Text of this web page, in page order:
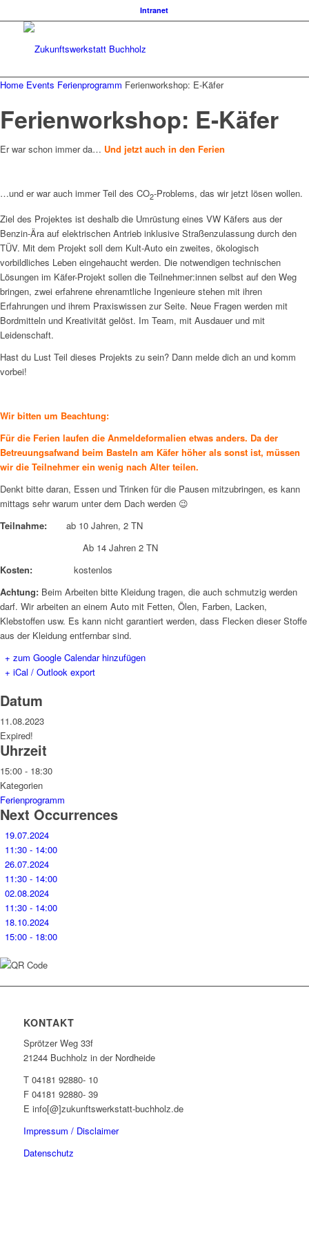
Intranet
Home Events Ferienprogramm Ferienworkshop: E-Käfer
Ferienworkshop: E-Käfer
Er war schon immer da… Und jetzt auch in den Ferien
…und er war auch immer Teil des CO2-Problems, das wir jetzt lösen wollen.
Ziel des Projektes ist deshalb die Umrüstung eines VW Käfers aus der
Benzin-Ära auf elektrischen Antrieb inklusive Straßenzulassung durch den
TÜV. Mit dem Projekt soll dem Kult-Auto ein zweites, ökologisch
vorbildliches Leben eingehaucht werden. Die notwendigen technischen
Lösungen im Käfer-Projekt sollen die Teilnehmer:innen selbst auf den Weg
bringen, zwei erfahrene ehrenamtliche Ingenieure stehen mit ihren
Erfahrungen und ihrem Praxiswissen zur Seite. Neue Fragen werden mit
Bordmitteln und Kreativität gelöst. Im Team, mit Ausdauer und mit
Leidenschaft.
Hast du Lust Teil dieses Projekts zu sein? Dann melde dich an und komm
vorbei!
Wir bitten um Beachtung:
Für die Ferien laufen die Anmeldeformalien etwas anders. Da der
Betreuungsafwand beim Basteln am Käfer höher als sonst ist, müssen
wir die Teilnehmer ein wenig nach Alter teilen.
Denkt bitte daran, Essen und Trinken für die Pausen mitzubringen, es kann
mittags sehr warum unter dem Dach werden 😉
Teilnahme:
ab 10 Jahren, 2 TN
Ab 14 Jahren 2 TN
Kosten: kostenlos
Achtung: Beim Arbeiten bitte Kleidung tragen, die auch schmutzig werden
darf. Wir arbeiten an einem Auto mit Fetten, Ölen, Farben, Lacken,
Klebstoffen usw. Es kann nicht garantiert werden, dass Flecken dieser Stoffe
aus der Kleidung entfernbar sind.
+ zum Google Calendar hinzufügen
+ iCal / Outlook export
Datum
11.08.2023
Expired!
Uhrzeit
15:00 - 18:30
Kategorien
Ferienprogramm
Next Occurrences
19.07.2024
11:30 - 14:00
26.07.2024
11:30 - 14:00
02.08.2024
11:30 - 14:00
18.10.2024
15:00 - 18:00
KONTAKT
Sprötzer Weg 33f
21244 Buchholz in der Nordheide
T 04181 92880- 10
F 04181 92880- 39
E info[@]zukunftswerkstatt-buchholz.de
Impressum / Disclaimer
Datenschutz